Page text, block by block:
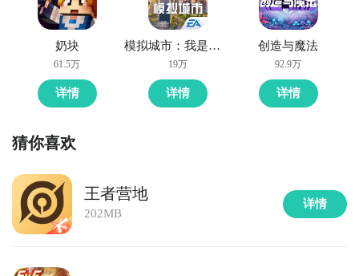
奶块
61.5万
详情
模拟城市：我是市长
19万
详情
创造与魔法
92.9万
详情
猜你喜欢
王者营地
202MB
详情